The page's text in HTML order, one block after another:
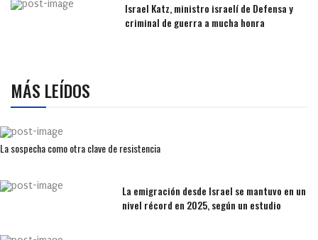
Israel Katz, ministro israelí de Defensa y
criminal de guerra a mucha honra
MÁS LEÍDOS
La sospecha como otra clave de resistencia
La emigración desde Israel se mantuvo en un
nivel récord en 2025, según un estudio